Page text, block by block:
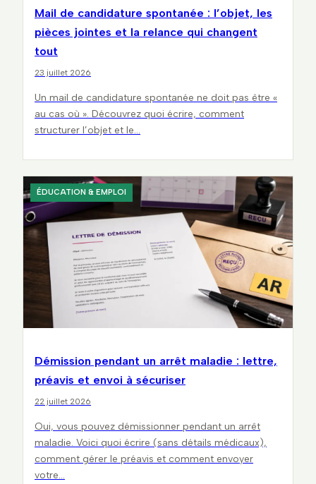
Mail de candidature spontanée : l’objet, les
pièces jointes et la relance qui changent
tout
23 juillet 2026
Un mail de candidature spontanée ne doit pas être «
au cas où ». Découvrez quoi écrire, comment
structurer l’objet et le…
ÉDUCATION & EMPLOI
Démission pendant un arrêt maladie : lettre,
préavis et envoi à sécuriser
22 juillet 2026
Oui, vous pouvez démissionner pendant un arrêt
maladie. Voici quoi écrire (sans détails médicaux),
comment gérer le préavis et comment envoyer
votre…